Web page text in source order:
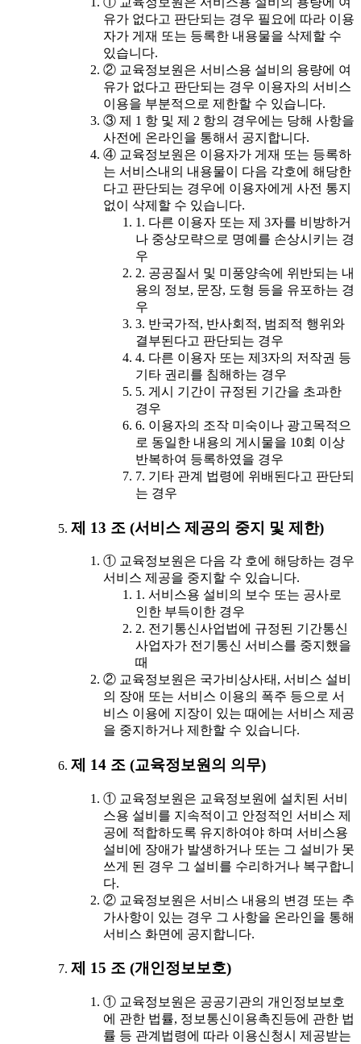
유가 없다고 판단되는 경우 필요에 따라 이용
자가 게재 또는 등록한 내용물을 삭제할 수
있습니다.
② 교육정보원은 서비스용 설비의 용량에 여
유가 없다고 판단되는 경우 이용자의 서비스
이용을 부분적으로 제한할 수 있습니다.
③ 제 1 항 및 제 2 항의 경우에는 당해 사항을
사전에 온라인을 통해서 공지합니다.
④ 교육정보원은 이용자가 게재 또는 등록하
는 서비스내의 내용물이 다음 각호에 해당한
다고 판단되는 경우에 이용자에게 사전 통지
없이 삭제할 수 있습니다.
1. 다른 이용자 또는 제 3자를 비방하거
나 중상모략으로 명예를 손상시키는 경
우
2. 공공질서 및 미풍양속에 위반되는 내
용의 정보, 문장, 도형 등을 유포하는 경
우
3. 반국가적, 반사회적, 범죄적 행위와
결부된다고 판단되는 경우
4. 다른 이용자 또는 제3자의 저작권 등
기타 권리를 침해하는 경우
5. 게시 기간이 규정된 기간을 초과한
경우
6. 이용자의 조작 미숙이나 광고목적으
로 동일한 내용의 게시물을 10회 이상
반복하여 등록하였을 경우
7. 기타 관계 법령에 위배된다고 판단되
는 경우
제 13 조 (서비스 제공의 중지 및 제한)
① 교육정보원은 다음 각 호에 해당하는 경우
서비스 제공을 중지할 수 있습니다.
1. 서비스용 설비의 보수 또는 공사로
인한 부득이한 경우
2. 전기통신사업법에 규정된 기간통신
사업자가 전기통신 서비스를 중지했을
때
② 교육정보원은 국가비상사태, 서비스 설비
의 장애 또는 서비스 이용의 폭주 등으로 서
비스 이용에 지장이 있는 때에는 서비스 제공
을 중지하거나 제한할 수 있습니다.
제 14 조 (교육정보원의 의무)
① 교육정보원은 교육정보원에 설치된 서비
스용 설비를 지속적이고 안정적인 서비스 제
공에 적합하도록 유지하여야 하며 서비스용
설비에 장애가 발생하거나 또는 그 설비가 못
쓰게 된 경우 그 설비를 수리하거나 복구합니
다.
② 교육정보원은 서비스 내용의 변경 또는 추
가사항이 있는 경우 그 사항을 온라인을 통해
서비스 화면에 공지합니다.
제 15 조 (개인정보보호)
① 교육정보원은 공공기관의 개인정보보호
에 관한 법률, 정보통신이용촉진등에 관한 법
률 등 관계법령에 따라 이용신청시 제공받는